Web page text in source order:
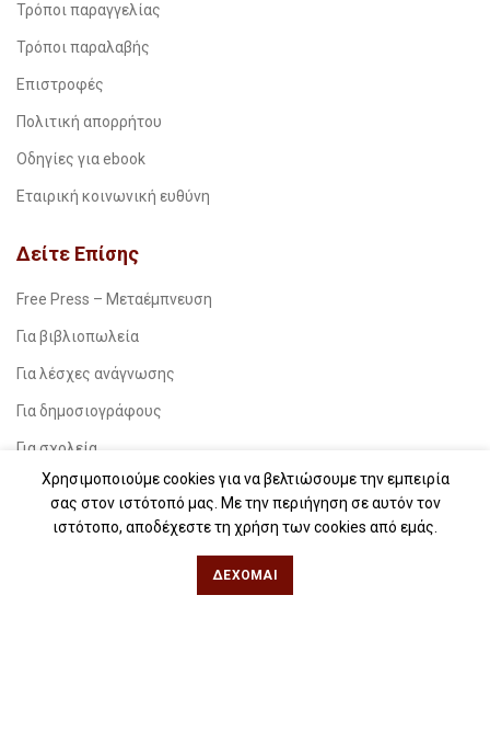
Τρόποι παραγγελίας
Τρόποι παραλαβής
Επιστροφές
Πολιτική απορρήτου
Οδηγίες για ebook
Εταιρική κοινωνική ευθύνη
Δείτε Επίσης
Free Press – Μεταέμπνευση
Για βιβλιοπωλεία
Για λέσχες ανάγνωσης
Για δημοσιογράφους
Για σχολεία
Για βιβλιοφιλικές ομάδες
Χρησιμοποιούμε cookies για να βελτιώσουμε την εμπειρία
σας στον ιστότοπό μας. Με την περιήγηση σε αυτόν τον
ιστότοπο, αποδέχεστε τη χρήση των cookies από εμάς.
ΔΈΧΟΜΑΙ